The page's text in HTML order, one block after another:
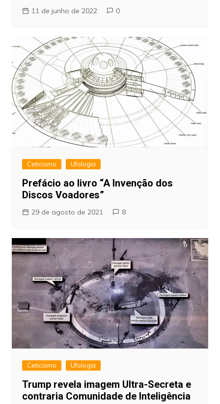
11 de junho de 2022 0
Ceticismo Ufologia
Prefácio ao livro “A Invenção dos
Discos Voadores”
29 de agosto de 2021 8
Ceticismo Ufologia
Trump revela imagem Ultra-Secreta e
contraria Comunidade de Inteligência